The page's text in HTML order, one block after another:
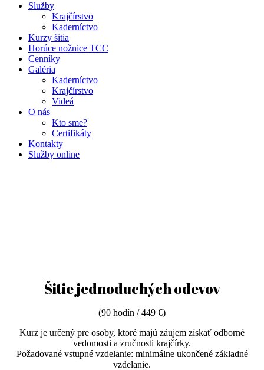
Služby
Krajčírstvo
Kaderníctvo
Kurzy šitia
Horúce nožnice TCC
Cenníky
Galéria
Kaderníctvo
Krajčírstvo
Videá
O nás
Kto sme?
Certifikáty
Kontakty
Služby online
Šitie jednoduchých odevov
(90 hodín / 449 €)
Kurz je určený pre osoby, ktoré majú záujem získať odborné
vedomosti a zručnosti krajčírky.
Požadované vstupné vzdelanie: minimálne ukončené základné
vzdelanie.